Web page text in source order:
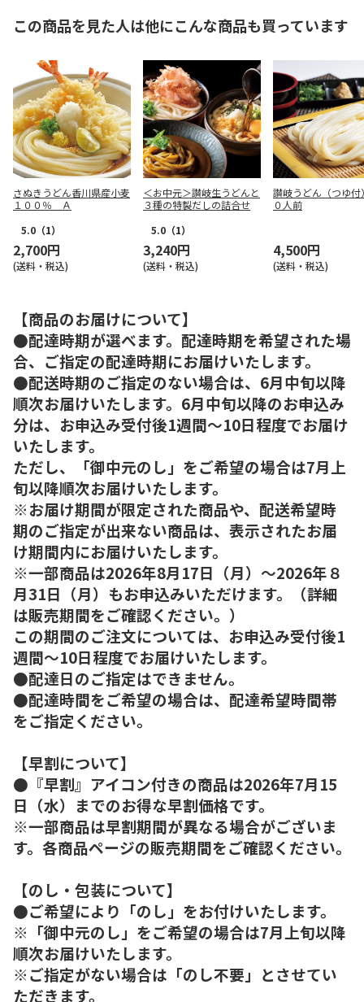
この商品を見た人は他にこんな商品も買っています
さぬきうどん香川県産小麦
１００％ Ａ
5.0 （1）
2,700円
(送料・税込)
＜お中元＞讃岐生うどんと
３種の特製だしの詰合せ
5.0 （1）
3,240円
(送料・税込)
讃岐うどん（つゆ
０人前
4,500円
(送料・税込)
【商品のお届けについて】
●配達時期が選べます。配達時期を希望された場
合、ご指定の配達時期にお届けいたします。
●配送時期のご指定のない場合は、6月中旬以降
順次お届けいたします。6月中旬以降のお申込み
分は、お申込み受付後1週間～10日程度でお届け
いたします。
ただし、「御中元のし」をご希望の場合は7月上
旬以降順次お届けいたします。
※お届け期間が限定された商品や、配送希望時
期のご指定が出来ない商品は、表示されたお届
け期間内にお届けいたします。
※一部商品は2026年8月17日（月）～2026年８
月31日（月）もお申込みいただけます。（詳細
は販売期間をご確認ください。）
この期間のご注文については、お申込み受付後1
週間～10日程度でお届けいたします。
●配達日のご指定はできません。
●配達時間をご希望の場合は、配達希望時間帯
をご指定ください。
【早割について】
●『早割』アイコン付きの商品は2026年7月15
日（水）までのお得な早割価格です。
※一部商品は早割期間が異なる場合がございま
す。各商品ページの販売期間をご確認ください。
【のし・包装について】
●ご希望により「のし」をお付けいたします。
※「御中元のし」をご希望の場合は7月上旬以降
順次お届けいたします。
※ご指定がない場合は「のし不要」とさせてい
ただきます。